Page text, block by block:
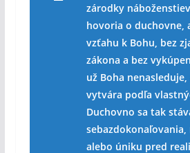
zárodky
hovoria o duchovne,
vzťahu k Bohu, bez
zákona a bez
už Boha
vytvára podľa
Duchovno sa tak
alebo úniku pred